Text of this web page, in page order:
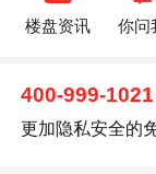
楼盘资讯 你问
400-999-
更加隐私安全的